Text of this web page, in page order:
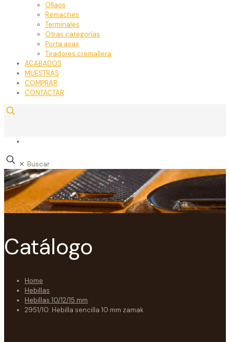
Ollaos
Remaches
Terminales
Otras categorías
Porta asas
Tiradores cremallera
ACABADOS
MUESTRAS
COMPRAR
CONTACTAR
✕
Catálogo
Home
Hebillas
Hebillas 10/12/15 mm
2951/10: Hebilla sencilla 10 mm zamak